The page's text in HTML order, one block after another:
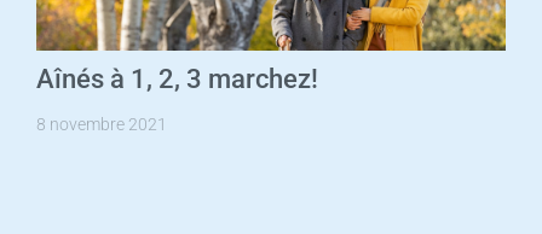
Aînés à 1, 2, 3 marchez!
8 novembre 2021